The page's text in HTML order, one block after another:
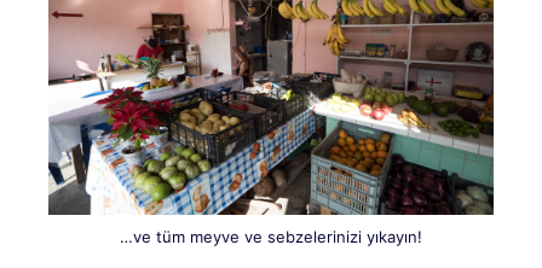
…ve tüm meyve ve sebzelerinizi yıkayın!